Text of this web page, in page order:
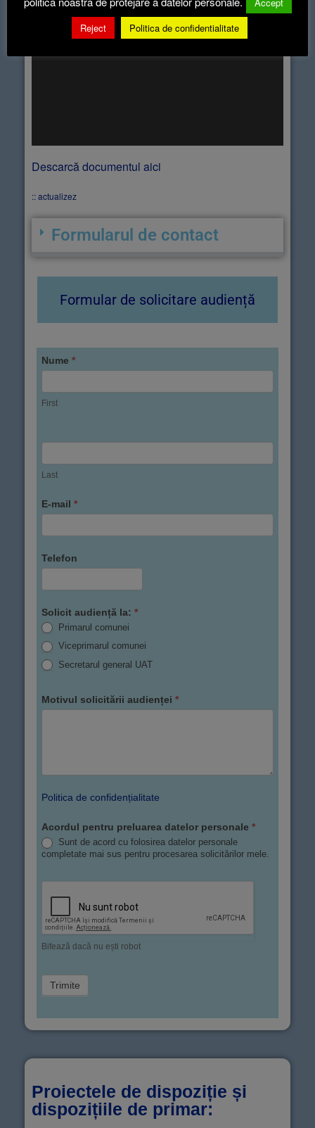
Descarcă documentul aici
:: actualizez
Formularul de contact
Formular de solicitare audiență
Nume *
First
Last
E-mail *
Telefon
Solicit audiență la: *
Primarul comunei
Viceprimarul comunei
Secretarul general UAT
Motivul solicitării audienței *
Politica de confidențialitate
Acordul pentru preluarea datelor personale *
Sunt de acord cu folosirea datelor personale
completate mai sus pentru procesarea solicitărilor mele.
Bifează dacă nu ești robot
Proiectele de dispoziție și
dispozițiile de primar:
Reject
Politica de confidentialitate